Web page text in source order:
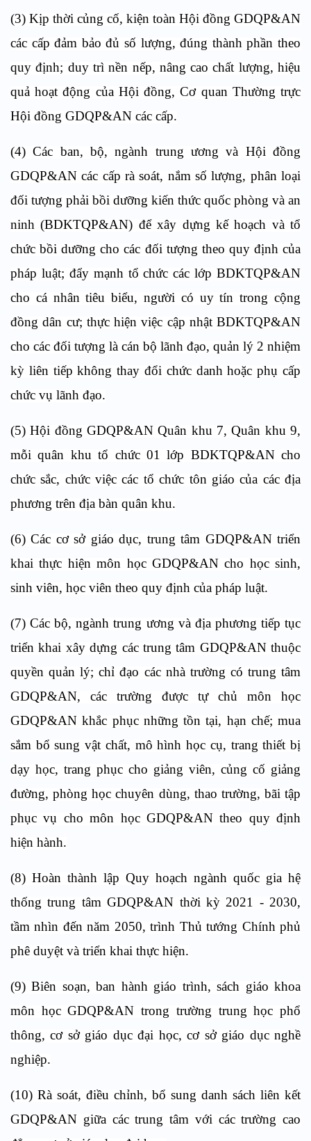
(3) Kịp thời củng cố, kiện toàn Hội đồng GDQP&AN
các cấp đảm bảo đủ số lượng, đúng thành phần theo
quy định; duy trì nền nếp, nâng cao chất lượng, hiệu
quả hoạt động của Hội đồng, Cơ quan Thường trực
Hội đồng GDQP&AN các cấp.
(4) Các ban, bộ, ngành trung ương và Hội đồng
GDQP&AN các cấp rà soát, nắm số lượng, phân loại
đối tượng phải bồi dưỡng kiến thức quốc phòng và an
ninh (BDKTQP&AN) để xây dựng kế hoạch và tổ
chức bồi dưỡng cho các đối tượng theo quy định của
pháp luật; đẩy mạnh tổ chức các lớp BDKTQP&AN
cho cá nhân tiêu biểu, người có uy tín trong cộng
đồng dân cư; thực hiện việc cập nhật BDKTQP&AN
cho các đối tượng là cán bộ lãnh đạo, quản lý 2 nhiệm
kỳ liên tiếp không thay đổi chức danh hoặc phụ cấp
chức vụ lãnh đạo.
(5) Hội đồng GDQP&AN Quân khu 7, Quân khu 9,
mỗi quân khu tổ chức 01 lớp BDKTQP&AN cho
chức sắc, chức việc các tổ chức tôn giáo của các địa
phương trên địa bàn quân khu.
(6) Các cơ sở giáo dục, trung tâm GDQP&AN triển
khai thực hiện môn học GDQP&AN cho học sinh,
sinh viên, học viên theo quy định của pháp luật.
(7) Các bộ, ngành trung ương và địa phương tiếp tục
triển khai xây dựng các trung tâm GDQP&AN thuộc
quyền quản lý; chỉ đạo các nhà trường có trung tâm
GDQP&AN, các trường được tự chủ môn học
GDQP&AN khắc phục những tồn tại, hạn chế; mua
sắm bổ sung vật chất, mô hình học cụ, trang thiết bị
dạy học, trang phục cho giảng viên, củng cố giảng
đường, phòng học chuyên dùng, thao trường, bãi tập
phục vụ cho môn học GDQP&AN theo quy định
hiện hành.
(8) Hoàn thành lập Quy hoạch ngành quốc gia hệ
thống trung tâm GDQP&AN thời kỳ 2021 - 2030,
tầm nhìn đến năm 2050, trình Thủ tướng Chính phủ
phê duyệt và triển khai thực hiện.
(9) Biên soạn, ban hành giáo trình, sách giáo khoa
môn học GDQP&AN trong trường trung học phổ
thông, cơ sở giáo dục đại học, cơ sở giáo dục nghề
nghiệp.
(10) Rà soát, điều chỉnh, bổ sung danh sách liên kết
GDQP&AN giữa các trung tâm với các trường cao